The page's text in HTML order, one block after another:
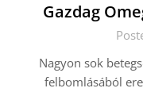
Gazdag
Nagyon sok
felbomlásából